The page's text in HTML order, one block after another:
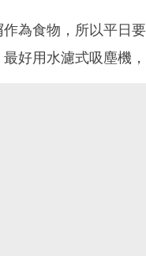
為食物，所以平日
好用水濾式吸塵機